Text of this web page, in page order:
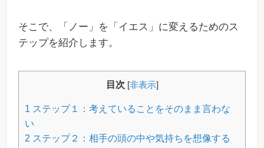
そこで、「ノー」を「イエス」に変えるためのス
テップを紹介します。
目次 [非表示]
1 ステップ１：考えていることをそのまま言わな
い
2 ステップ２：相手の頭の中や気持ちを想像する